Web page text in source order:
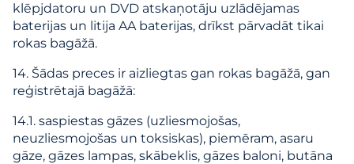
klēpjdatoru un DVD atskaņotāju uzlādējamas
baterijas un litija AA baterijas, drīkst pārvadāt tikai
rokas bagāžā.
14. Šādas preces ir aizliegtas gan rokas bagāžā, gan
reģistrētajā bagāžā:
14.1. saspiestas gāzes (uzliesmojošas,
neuzliesmojošas un toksiskas), piemēram, asaru
gāze, gāzes lampas, skābeklis, gāzes baloni, butāna